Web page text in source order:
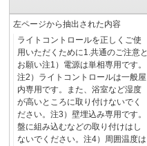
左ページから抽出された内容
ライトコントロールを正しくご使
用いただくために1.共通のご注意と
お願い注1）電源は単相専用です。
注2）ライトコントロールは一般屋
内専用です。また、浴室など湿度
が高いところに取り付けないでく
ださい。注3）壁埋込み専用です。
盤に組み込むなどの取り付けはし
ないでください。注4）周囲温度は